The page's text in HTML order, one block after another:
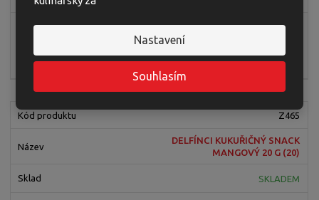
Nastavení
Souhlasím
ks
Koupit
Z465
DELFÍNCI KUKUŘIČNÝ SNACK
MANGOVÝ 20 G (20)
SKLADEM